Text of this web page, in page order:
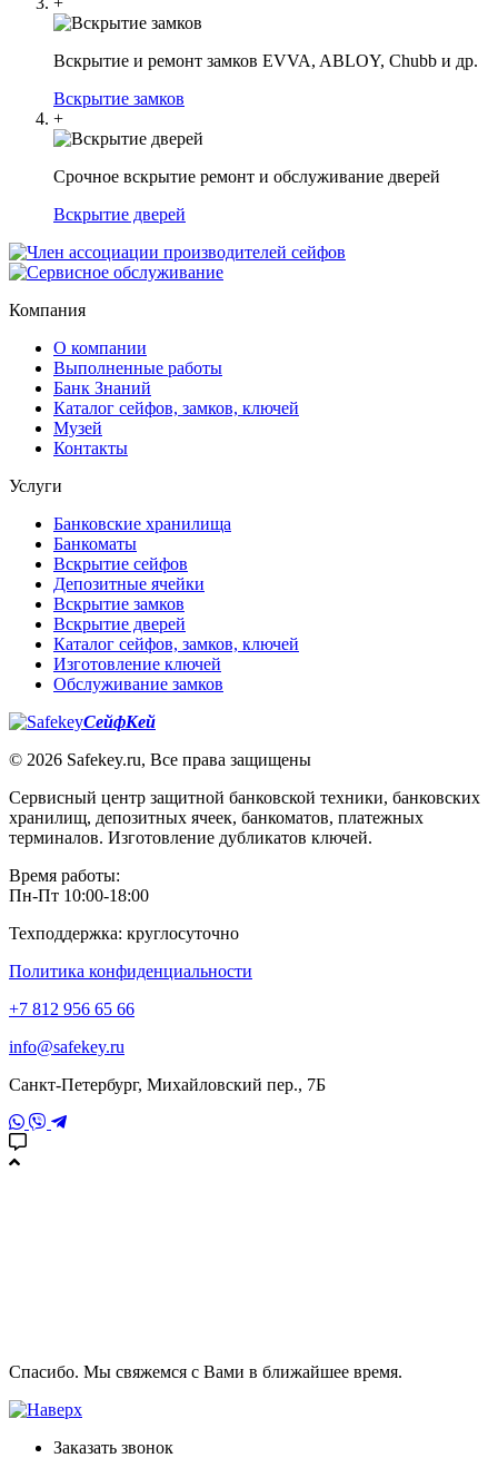
Вскрытие и ремонт замков EVVA, ABLOY, Chubb и др.
Вскрытие замков
+
Срочное вскрытие ремонт и обслуживание дверей
Вскрытие дверей
Компания
О компании
Выполненные работы
Банк Знаний
Каталог сейфов, замков, ключей
Музей
Контакты
Услуги
Банковские хранилища
Банкоматы
Вскрытие сейфов
Депозитные ячейки
Вскрытие замков
Вскрытие дверей
Каталог сейфов, замков, ключей
Изготовление ключей
Обслуживание замков
СейфКей
© 2026 Safekey.ru, Все права защищены
Сервисный центр защитной банковской техники, банковских
хранилищ, депозитных ячеек, банкоматов, платежных
терминалов. Изготовление дубликатов ключей.
Время работы:
Пн-Пт 10:00-18:00
Техподдержка: круглосуточно
Политика конфиденциальности
+7 812 956 65 66
info@safekey.ru
Санкт-Петербург, Михайловский пер., 7Б
Спасибо. Мы свяжемся с Вами в ближайшее время.
Заказать звонок